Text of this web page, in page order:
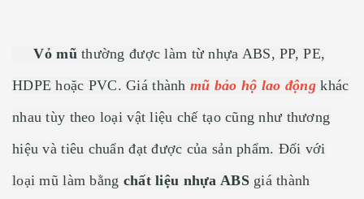
Vỏ mũ thường được làm từ nhựa ABS, PP, PE,
HDPE hoặc PVC. Giá thành mũ bảo hộ lao động khác
nhau tùy theo loại vật liệu chế tạo cũng như thương
hiệu và tiêu chuẩn đạt được của sản phẩm. Đối với
loại mũ làm bằng chất liệu nhựa ABSgiá thành